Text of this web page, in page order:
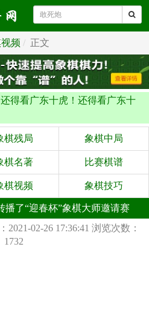
频 正文
得看广东十虎！还得看广东十
棋残局 象棋中局
棋名著 比赛棋谱
棋视频 象棋技巧
播了“迎春杯”象棋大师邀请赛
2021-02-26 17:36:41 浏览次数：
1732